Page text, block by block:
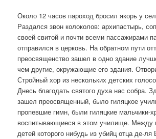
Около 12 часов пароход бросил якорь у
Раздался звон колоколов: архипастырь,
своей свитой и почти всеми пассажирами
отправился в церковь. На обратном пути
преосвященство зашел в одно здание
чем другие, окружающие его здания.
Стройный хор из нескольких детских
Днесь благодать святого духа нас собра.
зашел преосвященный, было гиляцкое
пропевшие гимн, были гиляцкие мальчики-
воспитывающиеся в этом училище. Между
детей которого нибудь из убийц отца де-